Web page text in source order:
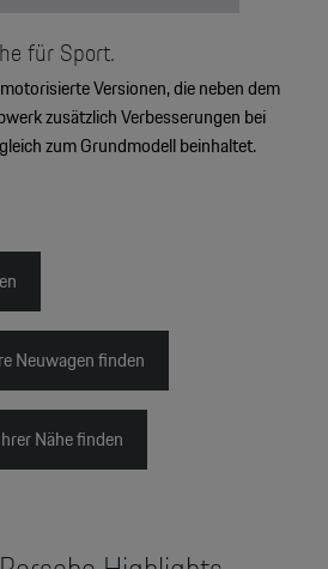
für Sport.
Versionen, die neben dem
zusätzlich Verbesserungen bei
zum Grundmodell beinhaltet.
Neuwagen finden
Nähe finden